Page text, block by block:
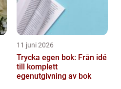
11 juni 2026
Trycka egen bok: Från idé
till komplett
egenutgivning av bok